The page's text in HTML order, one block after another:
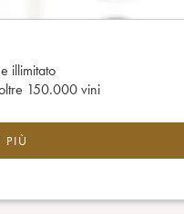
illimitato
150.000 vini
PIÙ